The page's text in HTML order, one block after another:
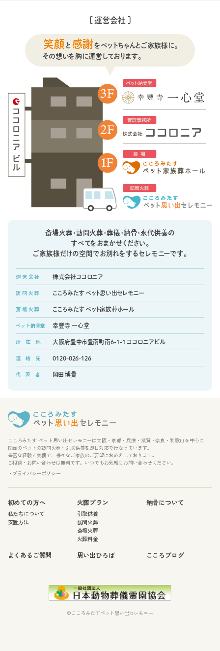
[ 運営会社 ]
笑顔 と 感謝をペットちゃんとご家族様に。
その想いを胸に運営しております。
斎場火葬・訪問火葬・葬儀・納骨・永代供養の
すべてをおまかせください。
ご家族様だけの空間でお別れをするセレモニーです。
運 営 会 社 株式会社ココロニア
訪 問 火 葬 こころみたす ペット思い出セレモニー
斎 場 火 葬 こころみたす ペット家族葬ホール
ペット納骨堂 幸豐寺 一心堂
所 在 地 大阪府豊中市豊南町南6-1-1 ココロニアビル
連 絡 先 0120-026-126
代 表 者 岡田 博貴
こころみたす ペット思い出セレモニーは大阪・京都・兵庫・滋賀・奈良・和歌山を中心に
関西のペットの訪問火葬・引取供養を即日対応で行なっています。
豊富な経験と実績で、様々なご家族のご要望にお応えしております。
ご相談・お問い合わせは無料です。いつでもお気軽にお問い合わせください。
・プライバシーポリシー
初めての方へ
私たちについて
安置方法
火葬プラン
引取供養
訪問火葬
斎場火葬
火葬料金
納骨について
よくあるご質問 思い出ひろば こころブログ
©こころみたすペット思い出セレモニー